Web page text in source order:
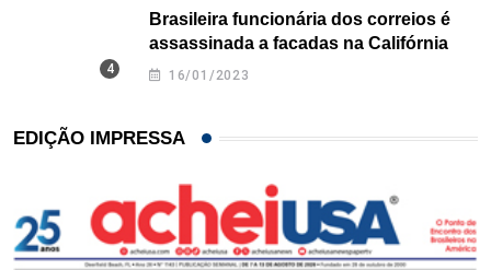
Brasileira funcionária dos correios é
assassinada a facadas na Califórnia
16/01/2023
EDIÇÃO IMPRESSA